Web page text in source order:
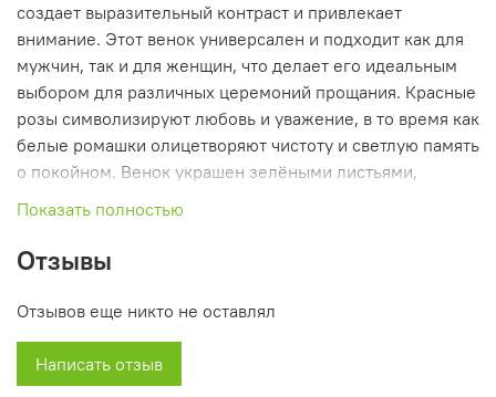
создает выразительный контраст и привлекает
внимание. Этот венок универсален и подходит как для
мужчин, так и для женщин, что делает его идеальным
выбором для различных церемоний прощания. Красные
розы символизируют любовь и уважение, в то время как
белые ромашки олицетворяют чистоту и светлую память
о покойном. Венок украшен зелёными листьями,
которые добавляют композиции естественности и
важный момент прощания.
Показать полностью
Отзывы
Отзывов еще никто не оставлял
Написать отзыв